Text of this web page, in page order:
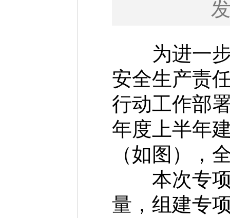
为进一步
安全生产责
行动工作部
年度上半年
（如图），
本次专项
量，组建专